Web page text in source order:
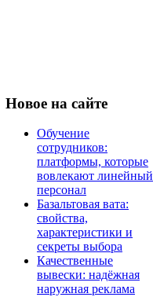
Новое на сайте
Обучение
сотрудников:
платформы, которые
вовлекают линейный
персонал
Базальтовая вата:
свойства,
характеристики и
секреты выбора
Качественные
вывески: надёжная
наружная реклама